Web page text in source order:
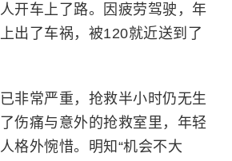
开车上了路。因疲劳驾驶，年
出了车祸，被120就近送到了
非常严重，抢救半小时仍无生
伤痛与意外的抢救室里，年轻
格外惋惜。明知“机会不大